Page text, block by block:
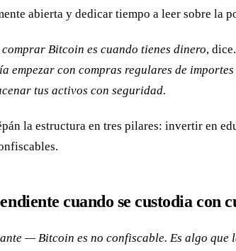
abierta y dedicar tiempo a leer sobre la
Bitcoin es cuando tienes dinero, dice.
empezar con compras regulares de
tus activos con seguridad.
la estructura en tres pilares: invertir en
cuando se custodia con
— Bitcoin es no confiscable. Es algo